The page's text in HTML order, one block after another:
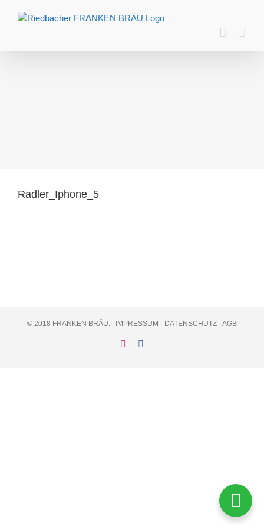
Inhalt
Radler_Iphone_5
© 2018 FRANKEN BRÄU. | IMPRESSUM · DATENSCHUTZ · AGB
Instagram